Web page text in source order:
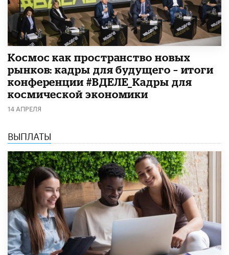
Космос как пространство новых
рынков: кадры для будущего – итоги
конференции #ВДЕЛЕ_Кадры для
космической экономики
14 АПРЕЛЯ
ВЫПЛАТЫ